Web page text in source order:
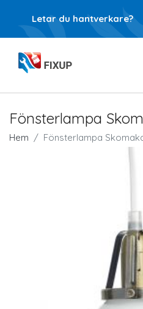
Letar du hantverkare?
Fönsterlampa
Hem Fönsterlampa